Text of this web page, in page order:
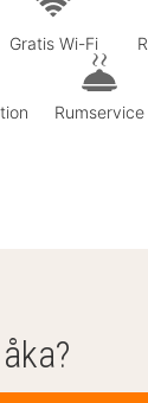
Gratis Wi-Fi
Rumservice